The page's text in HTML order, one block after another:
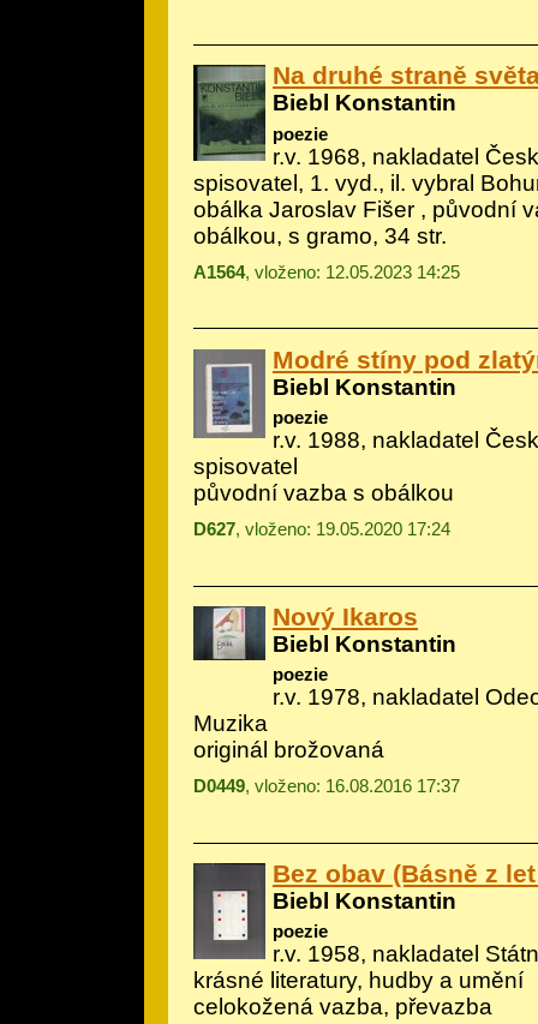
Na druhé straně
Biebl Konstantin
poezie
r.v. 1968, nakladatel
spisovatel, 1. vyd., il. vybral
obálka Jaroslav Fišer , původní
obálkou, s gramo, 34 str.
A1564, vloženo: 12.05.2023 14:25
Modré stíny pod
Biebl Konstantin
poezie
r.v. 1988, nakladatel
spisovatel
původní vazba s obálkou
D627, vloženo: 19.05.2020 17:24
Nový Ikaros
Biebl Konstantin
poezie
r.v. 1978, nakladatel
Muzika
originál brožovaná
D0449, vloženo: 16.08.2016 17:37
Bez obav (Básně z
Biebl Konstantin
poezie
r.v. 1958, nakladatel
krásné literatury, hudby a umění
celokožená vazba, převazba